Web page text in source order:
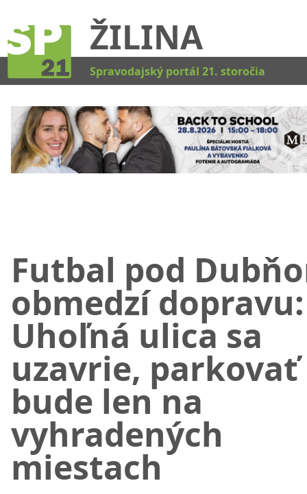
ŽILINA
Spravodajský portál 21. storočia
Futbal pod
obmedzí dopravu:
Uhoľná ulica sa
uzavrie, parkovať
bude len na
vyhradených
miestach